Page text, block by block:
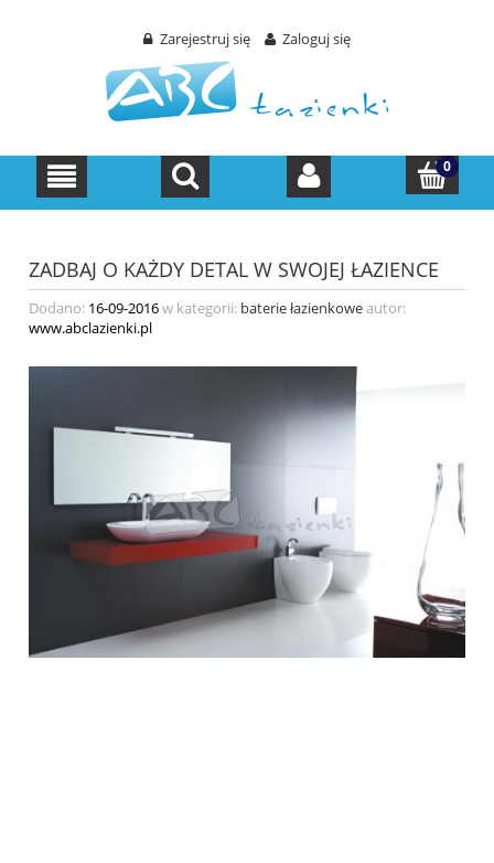
Zarejestruj się Zaloguj się
ZADBAJ O KAŻDY DETAL W SWOJEJ ŁAZIENCE
Dodano: 16-09-2016w kategorii: baterie łazienkoweautor:
www.abclazienki.pl